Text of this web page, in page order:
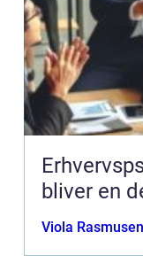
bliver en
Viola Rasmusen